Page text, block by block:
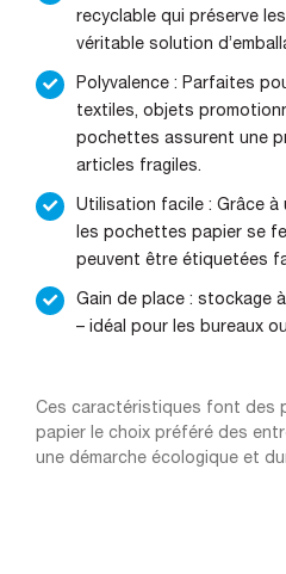
recyclable qui préserve
véritable solution
Polyvalence : Parfaites
textiles, objets
pochettes assurent une
articles fragiles.
Utilisation facile : Grâce à
les pochettes papier se
peuvent être étiquetées
Gain de place : stockage
– idéal pour les bureaux
Ces caractéristiques font des
papier le choix préféré des
une démarche écologique et